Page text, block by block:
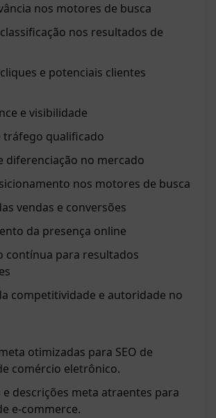
nos motores de busca
nos resultados de
e potenciais clientes
e visibilidade
tráfego qualificado
diferenciação no mercado
nos motores de busca
vendas e conversões
da presença online
contínua para resultados
competitividade e autoridade no
otimizadas para SEO de
comércio eletrônico.
descrições meta atraentes para
e-commerce.